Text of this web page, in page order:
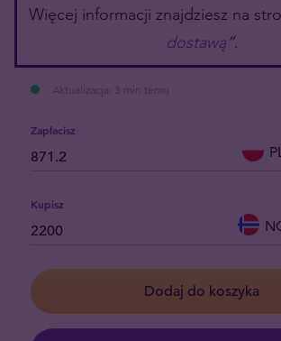
Więcej informacji znajdziesz na
dostawą”.
Aktualizacja: 3 min temu
Zapłacisz
Kupisz
Dodaj do koszyka